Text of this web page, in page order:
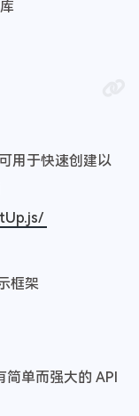
用于快速创建以
框架
单而强大的 API